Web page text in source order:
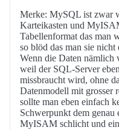
Merke: MySQL ist zwar
Karteikasten und
Tabellenformat das man
so blöd das man sie
Wenn die Daten nämlich
weil der SQL-Server
missbraucht wird, ohne
Datenmodell mit grosser
sollte man eben einfach
Schwerpunkt dem
MyISAM schlicht und